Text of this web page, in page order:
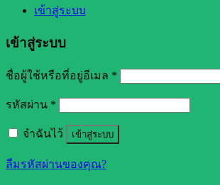
เข้าสู่ระบบ
เข้าสู่ระบบ
ชื่อผู้ใช้หรือที่อยู่อีเมล *
รหัสผ่าน *
จำฉันไว้ เข้าสู่ระบบ
ลืมรหัสผ่านของคุณ?